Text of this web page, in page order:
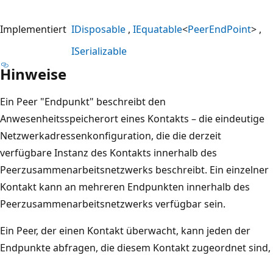
Implementiert IDisposable IEquatable<PeerEndPoint>
ISerializable
Hinweise
Ein Peer "Endpunkt" beschreibt den
Anwesenheitsspeicherort eines Kontakts – die eindeutige
Netzwerkadressenkonfiguration, die die derzeit
verfügbare Instanz des Kontakts innerhalb des
Peerzusammenarbeitsnetzwerks beschreibt. Ein einzelner
Kontakt kann an mehreren Endpunkten innerhalb des
Peerzusammenarbeitsnetzwerks verfügbar sein.
Ein Peer, der einen Kontakt überwacht, kann jeden der
Endpunkte abfragen, die diesem Kontakt zugeordnet sind,